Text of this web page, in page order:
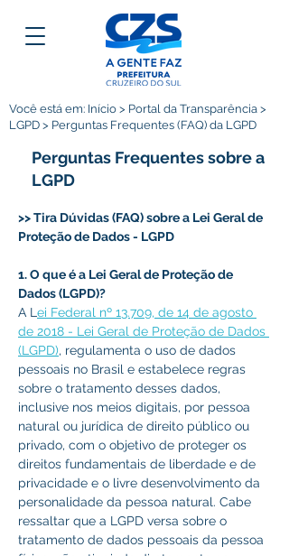
Você está em: Início > Portal da Transparência >
LGPD > Perguntas Frequentes (FAQ) da LGPD
Perguntas Frequentes sobre a
LGPD
>> Tira Dúvidas (FAQ) sobre a Lei Geral de
Proteção de Dados - LGPD
1. O que é a Lei Geral de Proteção de
Dados (LGPD)?
A L ei Federal nº 13.709, de 14 de agosto
de 2018 - Lei Geral de Proteção de Dados
(LGPD), regulamenta o uso de dados
pessoais no Brasil e estabelece regras
sobre o tratamento desses dados,
inclusive nos meios digitais, por pessoa
natural ou jurídica de direito público ou
privado, com o objetivo de proteger os
direitos fundamentais de liberdade e de
privacidade e o livre desenvolvimento da
personalidade da pessoa natural. Cabe
ressaltar que a LGPD versa sobre o
tratamento de dados pessoais da pessoa